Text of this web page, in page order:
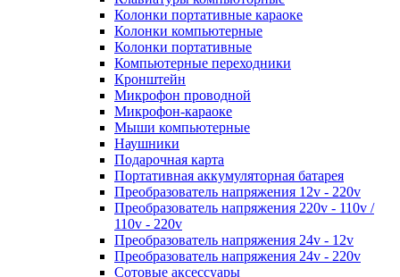
Колонки портативные караоке
Колонки компьютерные
Колонки портативные
Компьютерные переходники
Кронштейн
Микрофон проводной
Микрофон-караоке
Мыши компьютерные
Наушники
Подарочная карта
Портативная аккумуляторная батарея
Преобразователь напряжения 12v - 220v
Преобразователь напряжения 220v - 110v /
110v - 220v
Преобразователь напряжения 24v - 12v
Преобразователь напряжения 24v - 220v
Сотовые аксессуары